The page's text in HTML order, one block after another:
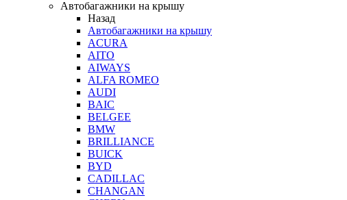
Автобагажники на крышу
Назад
Автобагажники на крышу
ACURA
AITO
AIWAYS
ALFA ROMEO
AUDI
BAIC
BELGEE
BMW
BRILLIANCE
BUICK
BYD
CADILLAC
CHANGAN